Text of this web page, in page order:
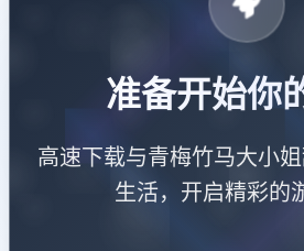
准备开始你
高速下载与青梅竹马大小
生活，开启精彩的